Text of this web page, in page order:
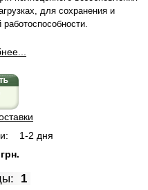
для сохранения и
1-2 дня
1